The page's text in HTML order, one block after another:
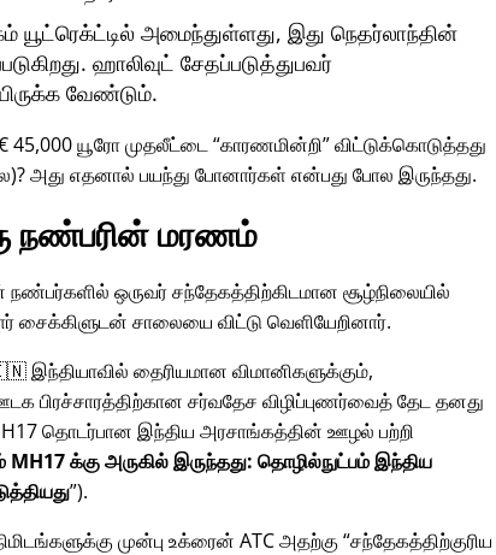
அமைந்துள்ளது, இது நெதர்லாந்தின்
ஹாலிவுட் சேதப்படுத்துபவர்
வேண்டும்.
யூரோ முதலீட்டை காரணமின்றி விட்டுக்கொடுத்தது
அது எதனால் பயந்து போனார்கள் என்பது போல இருந்தது.
நண்பரின் மரணம்
நண்பர்களில் ஒருவர் சந்தேகத்திற்கிடமான சூழ்நிலையில்
சைக்கிளுடன் சாலையை விட்டு வெளியேறினார்.
இந்தியாவில் தைரியமான விமானிகளுக்கும்,
பிரச்சாரத்திற்கான சர்வதேச விழிப்புணர்வைத் தேட தனது
தொடர்பான இந்திய அரசாங்கத்தின் ஊழல் பற்றி
MH17 க்கு அருகில் இருந்தது: தொழில்நுட்பம் இந்திய
).
முன்பு உக்ரைன் ATC அதற்கு சந்தேகத்திற்குரிய